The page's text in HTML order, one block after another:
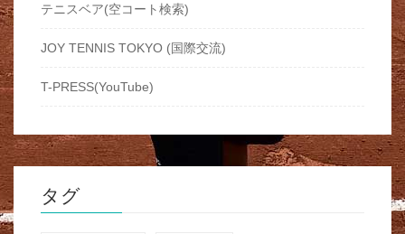
テニスベア(空コート検索)
JOY TENNIS TOKYO (国際交流)
T-PRESS(YouTube)
タグ